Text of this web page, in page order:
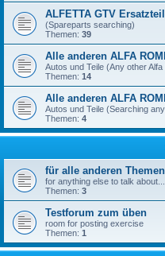
ALFETTA GTV
(Spareparts searching)
Themen: 39
Alle anderen ALFA
Autos und Teile (Any other
Themen: 14
Alle anderen ALFA
Autos und Teile (Searching
Themen: 4
für alle anderen
for anything else to talk about.....
Themen: 3
Testforum zum üben
room for posting exercise
Themen: 1